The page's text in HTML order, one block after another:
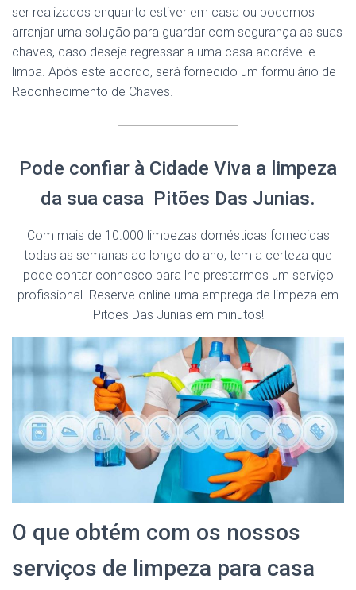
ser realizados enquanto estiver em casa ou podemos
arranjar uma solução para guardar com segurança as suas
chaves, caso deseje regressar a uma casa adorável e
limpa. Após este acordo, será fornecido um formulário de
Reconhecimento de Chaves.
Pode confiar à Cidade Viva a limpeza
da sua casa Pitões Das Junias.
Com mais de 10.000 limpezas domésticas fornecidas
todas as semanas ao longo do ano, tem a certeza que
pode contar connosco para lhe prestarmos um serviço
profissional. Reserve online uma emprega de limpeza em
Pitões Das Junias em minutos!
O que obtém com os nossos
serviços de limpeza para casa